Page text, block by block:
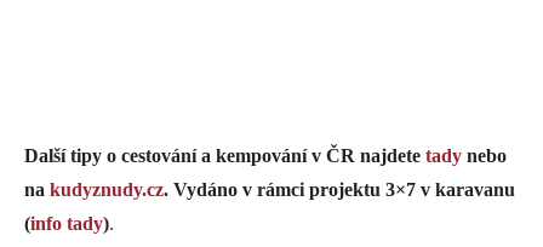
Další tipy o cestování a kempování v ČR najdete tady nebo
na kudyznudy.cz. Vydáno v rámci projektu 3×7 v karavanu
(info tady).